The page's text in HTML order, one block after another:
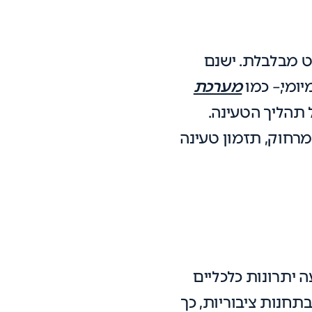
מבלבלת. ישנם
כמומערכת
הטעינה.
תזמון טעינה
יתרונות כלכליים
ציבוריות, כך